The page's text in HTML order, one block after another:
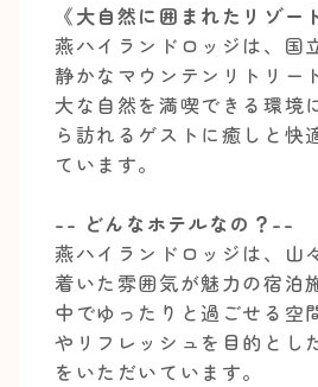
《大自然に囲まれたリゾー
燕ハイランドロッジは、国
静かなマウンテンリトリー
大な自然を満喫できる環境
ら訪れるゲストに癒しと快
ています。
-- どんなホテルなの？--
燕ハイランドロッジは、山
着いた雰囲気が魅力の宿泊
中でゆったりと過ごせる空
やリフレッシュを目的とし
をいただいています。